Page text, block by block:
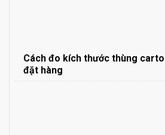
Cách đo kích thước thùng
đặt hàng